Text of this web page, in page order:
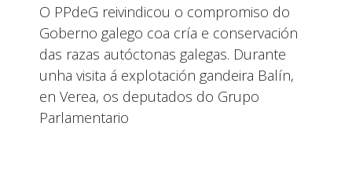
O PPdeG reivindicou o compromiso do
Goberno galego coa cría e conservación
das razas autóctonas galegas. Durante
unha visita á explotación gandeira Balín,
en Verea, os deputados do Grupo
Parlamentario